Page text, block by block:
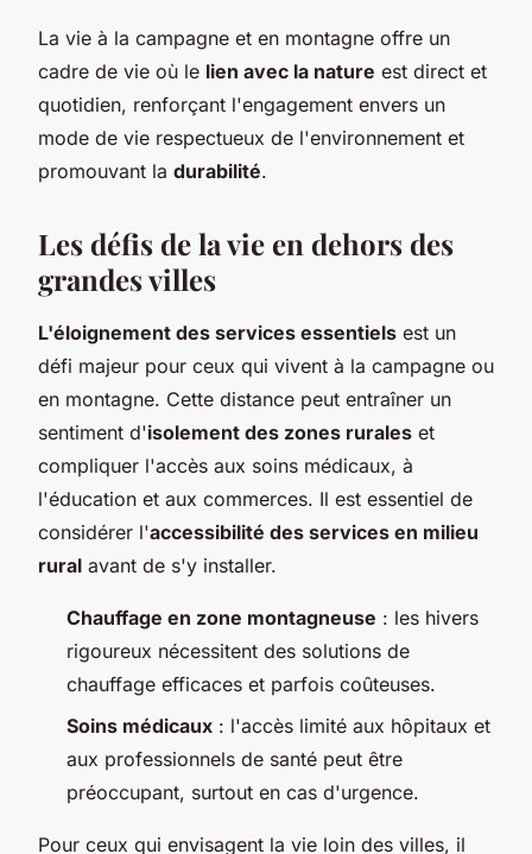
La vie à la campagne et en montagne offre un
cadre de vie où le lien avec la nature est direct et
quotidien, renforçant l'engagement envers un
mode de vie respectueux de l'environnement et
promouvant la durabilité.
Les défis de la vie en dehors des
grandes villes
L'éloignement des services essentiels est un
défi majeur pour ceux qui vivent à la campagne ou
en montagne. Cette distance peut entraîner un
sentiment d'isolement des zones rurales et
compliquer l'accès aux soins médicaux, à
l'éducation et aux commerces. Il est essentiel de
considérer l'accessibilité des services en milieu
rural avant de s'y installer.
Chauffage en zone montagneuse : les hivers
rigoureux nécessitent des solutions de
chauffage efficaces et parfois coûteuses.
Soins médicaux : l'accès limité aux hôpitaux et
aux professionnels de santé peut être
préoccupant, surtout en cas d'urgence.
Pour ceux qui envisagent la vie loin des villes, il